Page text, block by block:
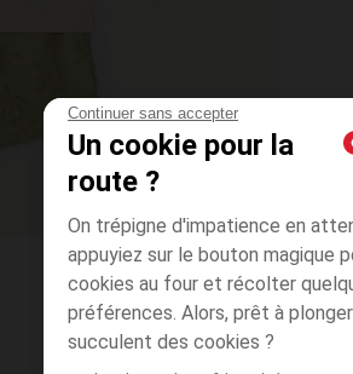
Continuer sans accepter
Un cookie pour la
route ?
On trépigne d'impatience en
appuyiez sur le bouton magique
cookies au four et récolter
préférences. Alors, prêt à
succulent des cookies ?